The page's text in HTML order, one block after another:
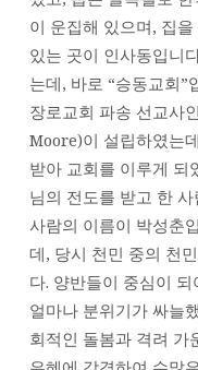
이 운집해 있으며, 집
있는 곳이 인사동입니
는데, 바로 “승동교회”
장로교회 파송 선교사
Moore)이 설립하였는
받아 교회를 이루게 되
님의 전도를 받고 한
사람의 이름이 박성춘
데, 당시 천민 중의 천
다. 양반들이 중심이
얼마나 분위기가 싸늘
회적인 돌봄과 격려 가